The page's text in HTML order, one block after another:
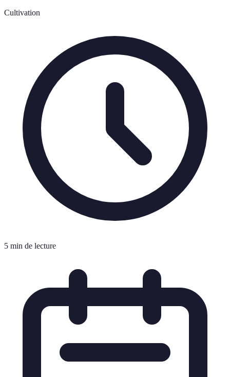
Cultivation
5 min de lecture